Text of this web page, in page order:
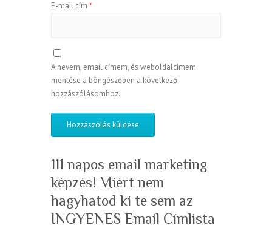
E-mail cím *
A nevem, email címem, és weboldalcímem
mentése a böngészőben a következő
hozzászólásomhoz.
111 napos email marketing
képzés! Miért nem
hagyhatod ki te sem az
INGYENES Email Címlista